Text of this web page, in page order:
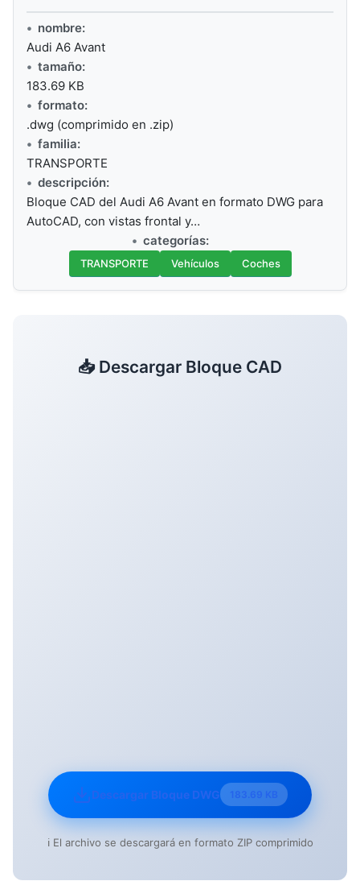
nombre:
Audi A6 Avant
tamaño:
183.69 KB
formato:
.dwg (comprimido en .zip)
familia:
TRANSPORTE
descripción:
Bloque CAD del Audi A6 Avant en formato DWG para
AutoCAD, con vistas frontal y…
categorías:
TRANSPORTE Vehículos Coches
📥 Descargar Bloque CAD
Descargar Bloque DWG 183.69 KB
ℹ️ El archivo se descargará en formato ZIP comprimido